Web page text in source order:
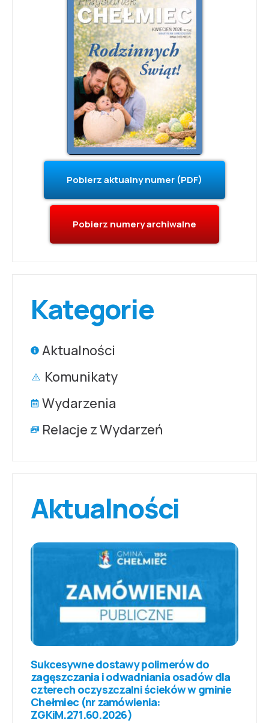
Pobierz aktualny numer (PDF)
Pobierz numery archiwalne
Kategorie
Aktualności
Komunikaty
Wydarzenia
Relacje z Wydarzeń
Aktualności
Sukcesywne dostawy polimerów do
zagęszczania i odwadniania osadów dla
czterech oczyszczalni ścieków w gminie
Chełmiec (nr zamówienia:
ZGKiM.271.60.2026)